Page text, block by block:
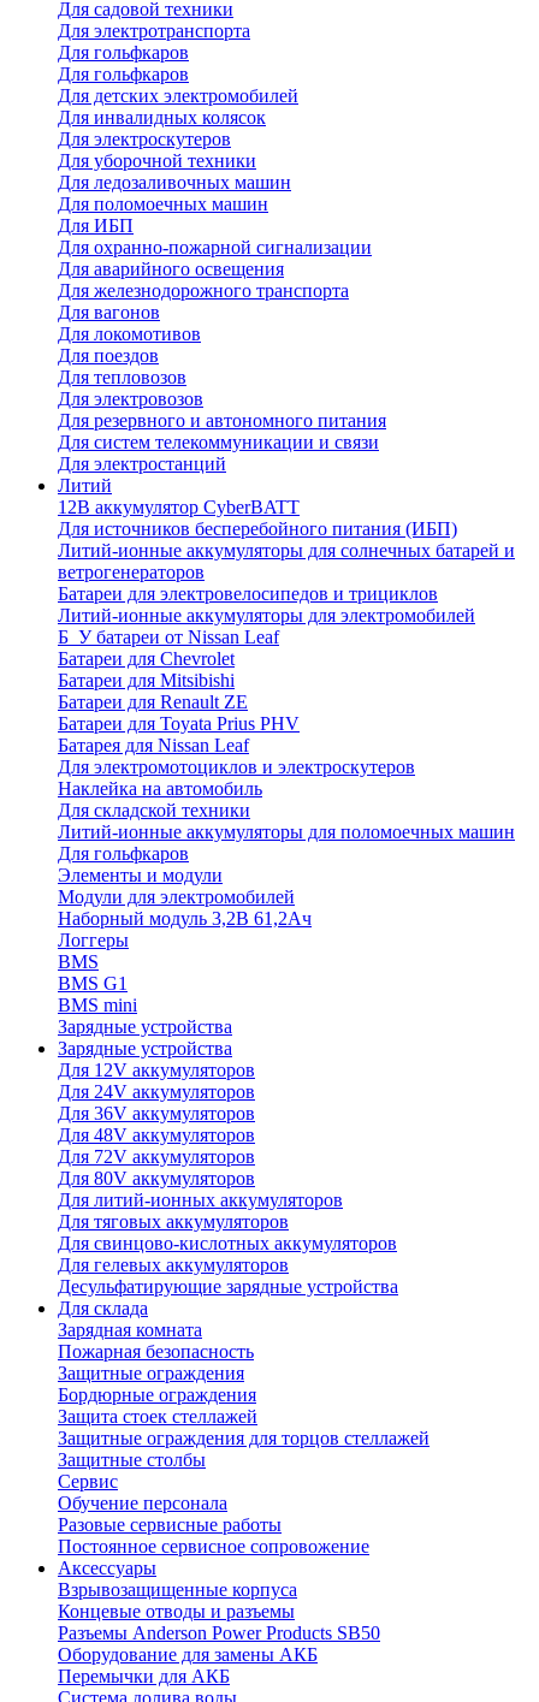
Для садовой техники
Для электротранспорта
Для гольфкаров
Для гольфкаров
Для детских электромобилей
Для инвалидных колясок
Для электроскутеров
Для уборочной техники
Для ледозаливочных машин
Для поломоечных машин
Для ИБП
Для охранно-пожарной сигнализации
Для аварийного освещения
Для железнодорожного транспорта
Для вагонов
Для локомотивов
Для поездов
Для тепловозов
Для электровозов
Для резервного и автономного питания
Для систем телекоммуникации и связи
Для электростанций
Литий
12В аккумулятор CyberBATT
Для источников бесперебойного питания (ИБП)
Литий-ионные аккумуляторы для солнечных батарей и
ветрогенераторов
Батареи для электровелосипедов и трициклов
Литий-ионные аккумуляторы для электромобилей
Б_У батареи от Nissan Leaf
Батареи для Chevrolet
Батареи для Mitsibishi
Батареи для Renault ZE
Батареи для Toyata Prius PHV
Батарея для Nissan Leaf
Для электромотоциклов и электроскутеров
Наклейка на автомобиль
Для складской техники
Литий-ионные аккумуляторы для поломоечных машин
Для гольфкаров
Элементы и модули
Модули для электромобилей
Наборный модуль 3,2В 61,2Ач
Логгеры
BMS
BMS G1
BMS mini
Зарядные устройства
Зарядные устройства
Для 12V аккумуляторов
Для 24V аккумуляторов
Для 36V аккумуляторов
Для 48V аккумуляторов
Для 72V аккумуляторов
Для 80V аккумуляторов
Для литий-ионных аккумуляторов
Для тяговых аккумуляторов
Для свинцово-кислотных аккумуляторов
Для гелевых аккумуляторов
Десульфатирующие зарядные устройства
Для склада
Зарядная комната
Пожарная безопасность
Защитные ограждения
Бордюрные ограждения
Защита стоек стеллажей
Защитные ограждения для торцов стеллажей
Защитные столбы
Сервис
Обучение персонала
Разовые сервисные работы
Постоянное сервисное сопровожение
Аксессуары
Взрывозащищенные корпуса
Концевые отводы и разъемы
Разъемы Anderson Power Products SB50
Оборудование для замены АКБ
Перемычки для АКБ
Система долива воды